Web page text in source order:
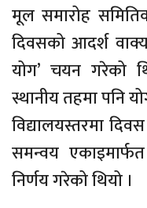
मूल समारोह
दिवसको आदर्श
योग’ चयन गरेको
स्थानीय तहमा पनि
विद्यालयस्तरमा
समन्वय
निर्णय गरेको थियो ।